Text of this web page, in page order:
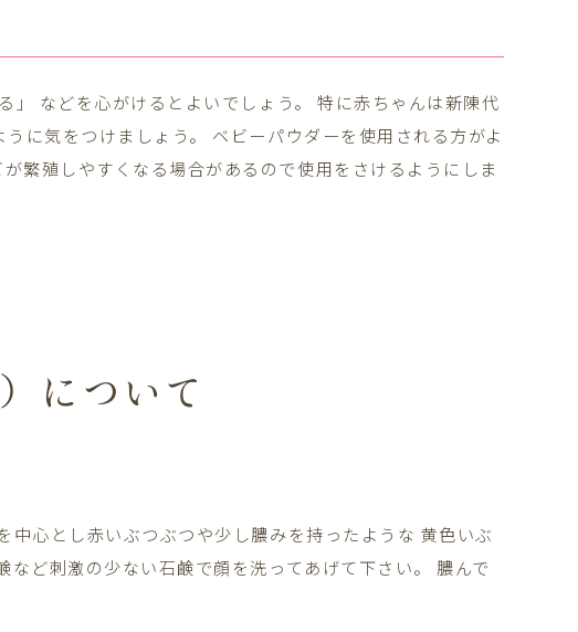
」 などを心がけるとよいでしょう。 特に赤ちゃんは新陳代
に気をつけましょう。 ベビーパウダーを使用される方がよ
繁殖しやすくなる場合があるので使用をさけるようにしま
について
心とし赤いぶつぶつや少し膿みを持ったような 黄色いぶ
ど刺激の少ない石鹸で顔を洗ってあげて下さい。 膿んで